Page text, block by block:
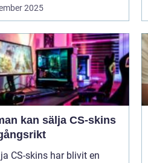
2025
kan sälja CS-skins
CS-skins har blivit en